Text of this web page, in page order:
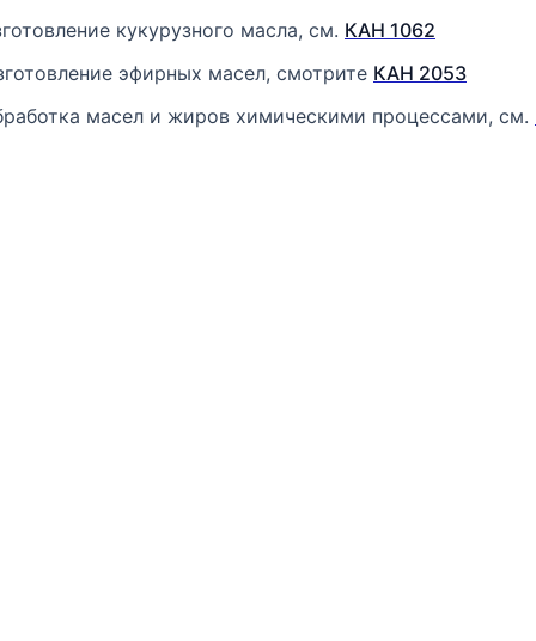
кукурузного масла, см. КАН 1062
эфирных масел, смотрите КАН 2053
масел и жиров химическими процессами, см.